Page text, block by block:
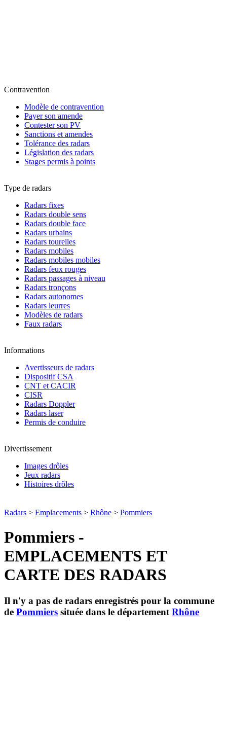
Contravention
Modèle de contravention
Payer son amende
Contester son PV
Sanctions et amendes
Tolérance des radars
Législation des radars
Stages permis à points
Type de radars
Radars fixes
Radars double sens
Radars double face
Radars urbains
Radars tourelles
Radars mobiles
Radars mobiles mobiles
Radars feux rouges
Radars passages à niveau
Radars tronçons
Radars autonomes
Radars leurres
Modèles de radars
Faux radars
Informations
Avertisseurs de radars
Dispositif CSA
CNT et CACIR
CISR
Radars Doppler
Radars laser
Permis de conduire
Divertissement
Images drôles
Jeux radars
Histoires drôles
Radars > Emplacements > Rhône > Pommiers
Pommiers -
EMPLACEMENTS ET
CARTE DES RADARS
Il n'y a pas de radars enregistrés pour la commune
de Pommiers située dans le département Rhône